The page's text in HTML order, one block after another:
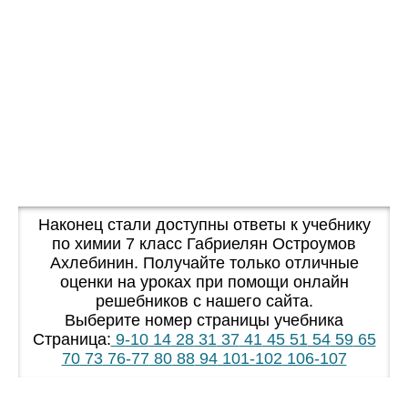
Наконец стали доступны ответы к учебнику
по химии 7 класс Габриелян Остроумов
Ахлебинин. Получайте только отличные
оценки на уроках при помощи онлайн
решебников с нашего сайта.
Выберите номер страницы учебника
Страница: 9-10142831374145 51545965
707376-77808894101-102106-107